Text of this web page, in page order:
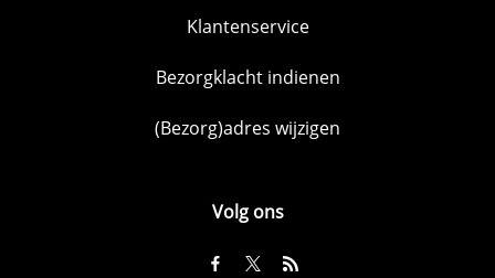
Klantenservice
Bezorgklacht indienen
(Bezorg)adres wijzigen
Volg ons